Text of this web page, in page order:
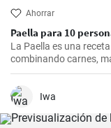
Ahorrar
Paella para 10
La Paella es una
combinando carnes,
una mezcla de
sabores y texturas.
forma de hacer la
Iwa